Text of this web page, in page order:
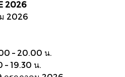
2026
2026
– 20.00 น.
– 19.30 น.